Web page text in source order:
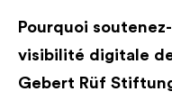
Pourquoi
visibilité digitale
Gebert Rüf